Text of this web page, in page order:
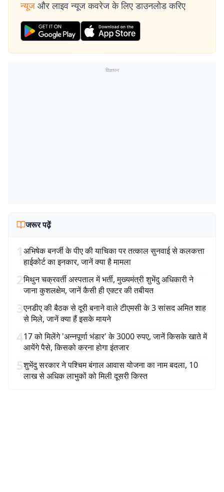
न्यूज और लाइव न्यूज कवरेज के लिए डाउनलोड करिए
विज्ञापन
जरूर पढ़ें
1अभिषेक बनर्जी के पीए की याचिका पर तत्काल सुनवाई से कलकत्ता
हाईकोर्ट का इनकार, जानें क्या है मामला
2मिथुन चक्रवर्ती अस्पताल में भर्ती, मुख्यमंत्री शुभेंदु अधिकारी ने
जाना कुशलक्षेम, जानें कैसी ही एक्टर की तबीयत
3एनडीए की बैठक से दूरी बनाने वाले टीएमसी के 3 सांसद अमित शाह
से मिले, जानें क्या हैं इसके मायने
417 को मिलेंगे 'अन्नपूर्णा भंडार' के 3000 रुपए, जानें किसके खाते में
आयेंगे पैसे, किसको करना होगा इंतजार
5शुभेंदु सरकार ने पश्चिम बंगाल आवास योजना का नाम बदला, 10
लाख से अधिक लाभुकों को मिली दूसरी किस्त